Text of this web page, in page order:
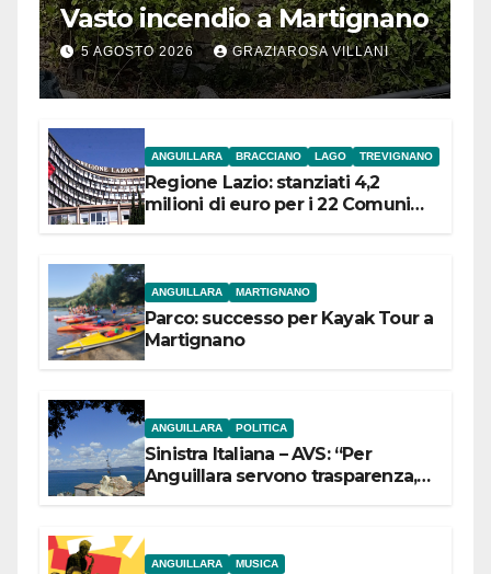
Vasto incendio a Martignano
5 AGOSTO 2026 GRAZIAROSA VILLANI
ANGUILLARA BRACCIANO LAGO TREVIGNANO
Regione Lazio: stanziati 4,2
milioni di euro per i 22 Comuni
ANGUILLARA MARTIGNANO
Parco: successo per Kayak Tour a
Martignano
ANGUILLARA POLITICA
Sinistra Italiana – AVS: “Per
Anguillara servono trasparenza,
ANGUILLARA MUSICA